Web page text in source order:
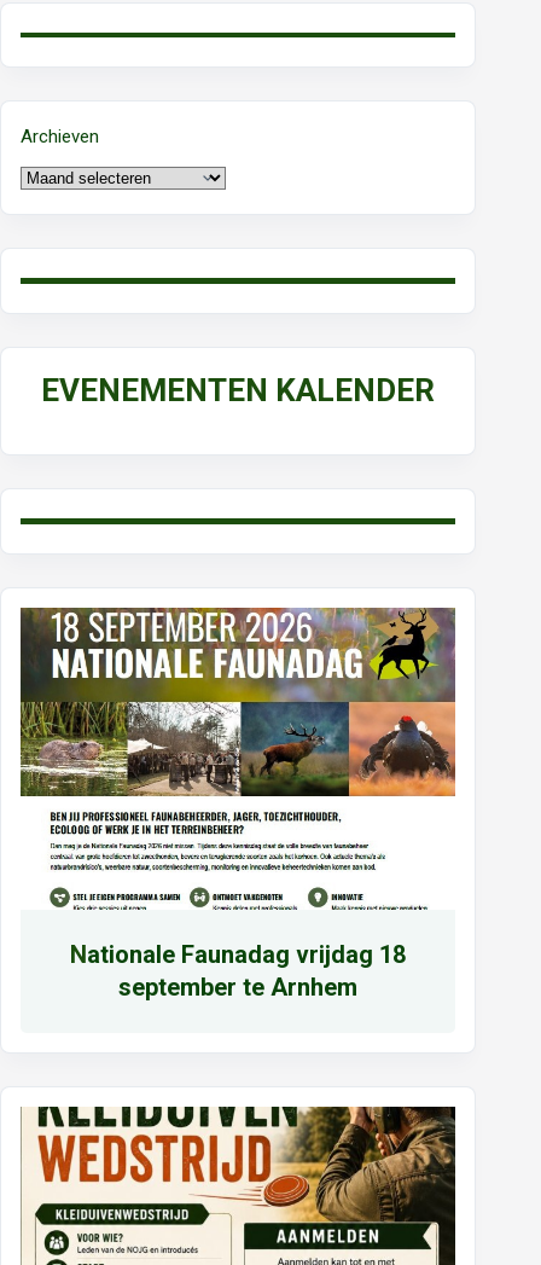
Archieven
EVENEMENTEN KALENDER
Nationale Faunadag vrijdag 18
september te Arnhem